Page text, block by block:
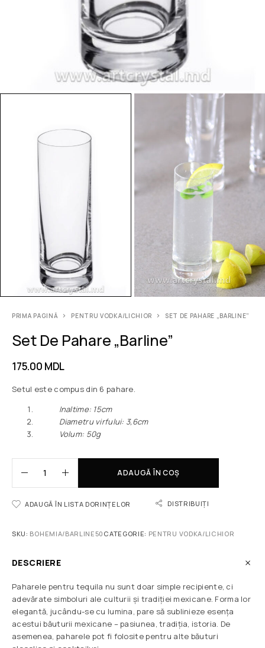
PRIMA PAGINĂ PENTRU VODKA/LICHIOR SET DE PAHARE „BARLINE”
Set De Pahare „Barline”
175.00 MDL
Setul este compus din 6 pahare.
Inaltime: 15cm
Diametru virfului: 3,6cm
Volum: 50g
ADAUGĂ ÎN COȘ
ADAUGĂ ÎN LISTA DORINȚELOR DISTRIBUIȚI
SKU: BOHEMIA/BARLINE50 CATEGORIE: PENTRU VODKA/LICHIOR
DESCRIERE
Paharele pentru tequila nu sunt doar simple recipiente, ci
adevărate simboluri ale culturii și tradiției mexicane. Forma lor
elegantă, jucându-se cu lumina, pare să sublinieze esența
acestui băuturii mexicane – pasiunea, tradiția, istoria. De
asemenea, paharele pot fi folosite pentru alte băuturi